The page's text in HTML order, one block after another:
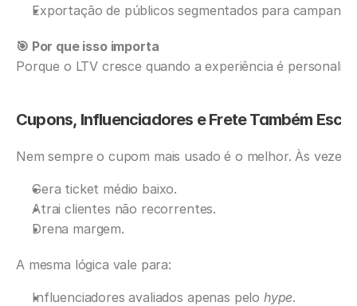
Exportação de públicos segmentados para
🎯 Por que isso importa
Porque o LTV cresce quando a experiência é
Cupons, Influenciadores e Frete Também
Nem sempre o cupom mais usado é o melhor. Às vezes,
Gera ticket médio baixo.
Atrai clientes não recorrentes.
Drena margem.
A mesma lógica vale para:
Influenciadores avaliados apenas pelo hype.